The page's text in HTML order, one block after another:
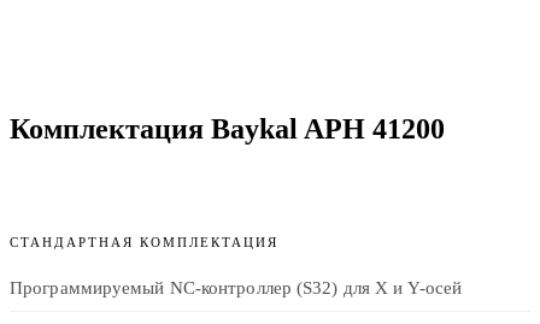
Комплектация Baykal APH 41200
СТАНДАРТНАЯ КОМПЛЕКТАЦИЯ
Программируемый NC-контроллер (S32) для X и Y-осей